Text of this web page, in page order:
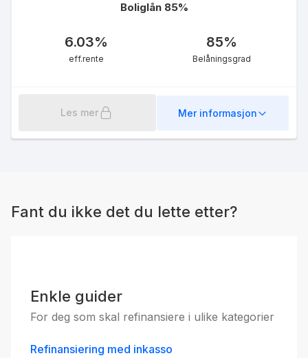
Boliglån 85%
6.03%
eff.rente
85%
Belåningsgrad
Les mer Mer informasjon
Fant du ikke det du lette etter?
Enkle guider
For deg som skal refinansiere i ulike kategorier
Refinansiering med inkasso